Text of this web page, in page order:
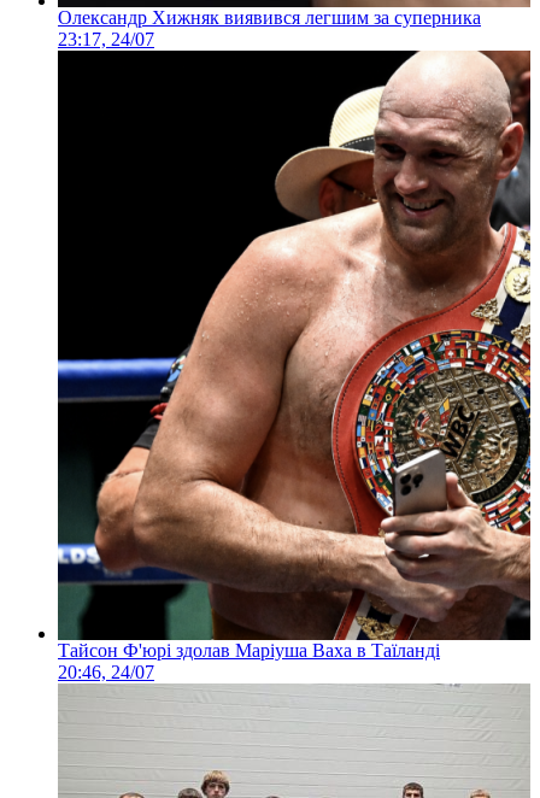
Олександр Хижняк виявився легшим за суперника
23:17, 24/07
Тайсон Ф'юрі здолав Маріуша Ваха в Таїланді
20:46, 24/07